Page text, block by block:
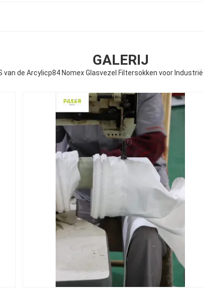
GALERIJ
van de Arcylicp84 Nomex Glasvezel Filtersokken voor